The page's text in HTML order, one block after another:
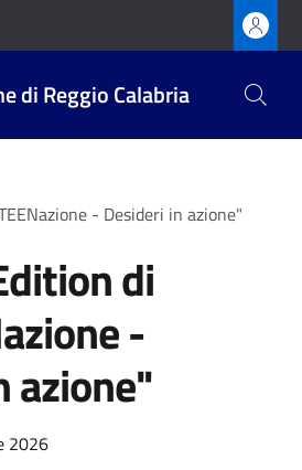
di Reggio Calabria
- Desideri in azione"
di
-
azione"
notizia
2026